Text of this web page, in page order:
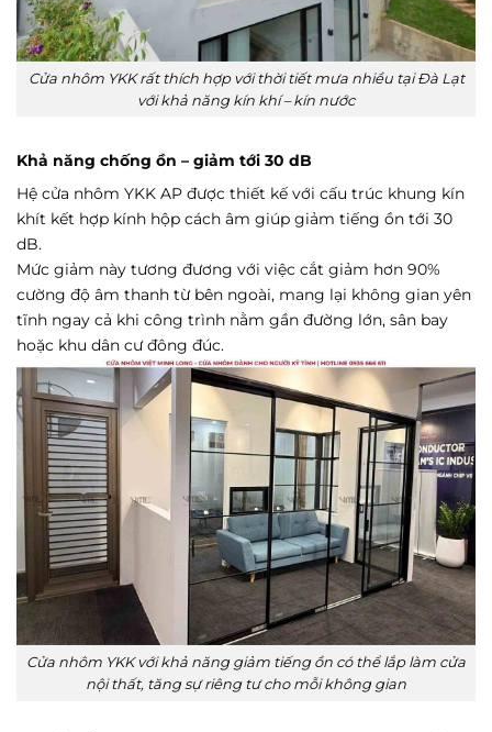
Cửa nhôm YKK rất thích hợp với thời tiết mưa nhiều tại Đà Lạt
với khả năng kín khí – kín nước
Khả năng chống ồn – giảm tới 30 dB
Hệ cửa nhôm YKK AP được thiết kế với cấu trúc khung kín
khít kết hợp kính hộp cách âm giúp giảm tiếng ồn tới 30
dB.
Mức giảm này tương đương với việc cắt giảm hơn 90%
cường độ âm thanh từ bên ngoài, mang lại không gian yên
tĩnh ngay cả khi công trình nằm gần đường lớn, sân bay
hoặc khu dân cư đông đúc.
Cửa nhôm YKK với khả năng giảm tiếng ồn có thể lắp làm cửa
nội thất, tăng sự riêng tư cho mỗi không gian